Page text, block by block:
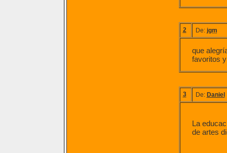
2 De: jgm
que
favoritos
3 De: Daniel
La
de artes